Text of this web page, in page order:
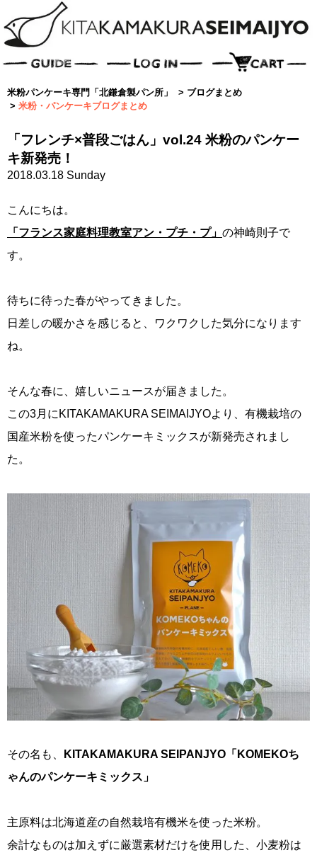
米粉パンケーキ専門「北鎌倉製パン所」 > ブログまとめ
> 米粉・パンケーキブログまとめ
「フレンチ×普段ごはん」vol.24 米粉のパンケー
キ新発売！
2018.03.18 Sunday
こんにちは。
「フランス家庭料理教室アン・プチ・プ」 の神崎則子で
す。
待ちに待った春がやってきました。
日差しの暖かさを感じると、ワクワクした気分になります
ね。
そんな春に、嬉しいニュースが届きました。
この3月にKITAKAMAKURA SEIMAIJYOより、有機栽培の
国産米粉を使ったパンケーキミックスが新発売されまし
た。
その名も、
KITAKAMAKURA SEIPANJYO「KOMEKOち
ゃんのパンケーキミックス」
主原料は北海道産の自然栽培有機米を使った米粉。
余計なものは加えずに厳選素材だけを使用した、小麦粉は